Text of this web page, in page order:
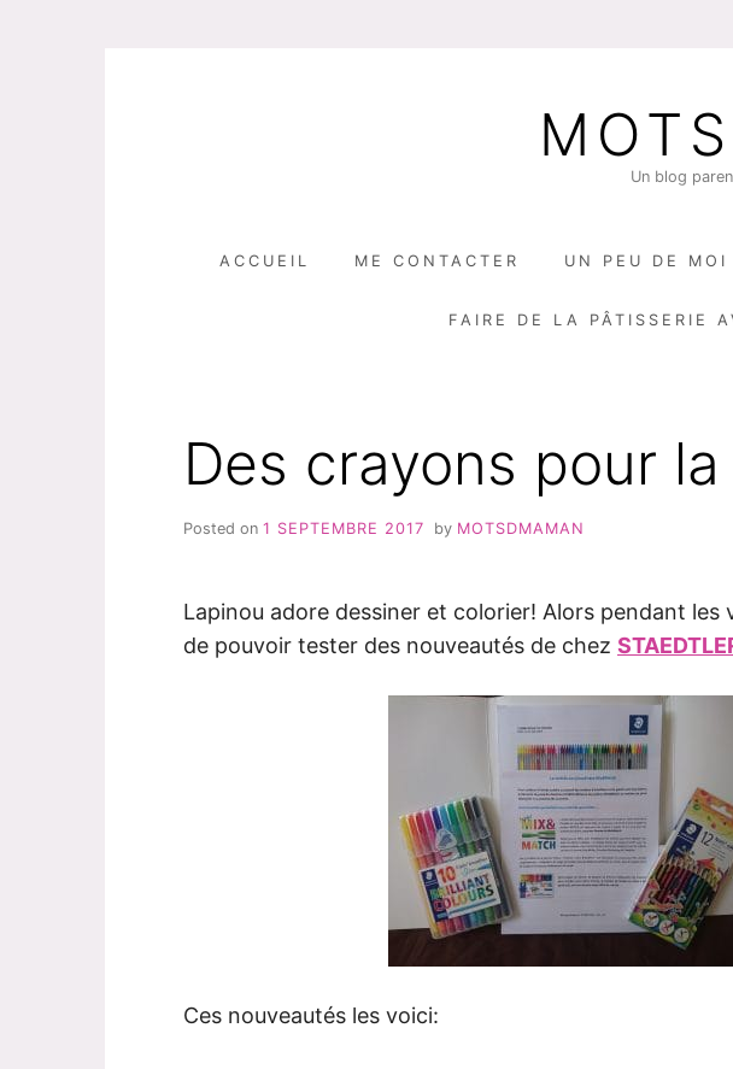
Un blog
ACCUEIL ME CONTACTER UN PEU DE MOI
FAIRE DE LA PÂTISSERIE
Des crayons pour
Posted on 1 SEPTEMBRE 2017 by MOTSDMAMAN
Lapinou adore dessiner et colorier! Alors pendant les
de pouvoir tester des nouveautés de chez
Ces nouveautés les voici: